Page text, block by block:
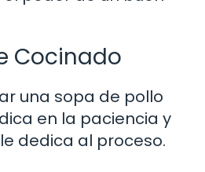
Cocinado
una sopa de pollo
en la paciencia y
dedica al proceso.